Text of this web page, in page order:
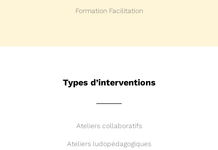
Formation Facilitation
Types d’interventions
Ateliers collaboratifs
Ateliers ludopédagogiques